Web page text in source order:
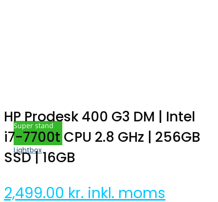
Super stand
Lightbox
HP Prodesk 400 G3 DM | Intel
i7-7700t CPU 2.8 GHz | 256GB
SSD | 16GB
2,499.00 kr. inkl. moms